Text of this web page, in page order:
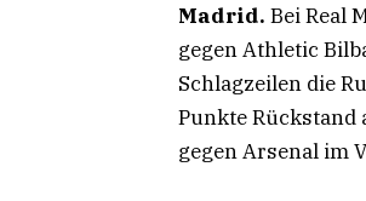
Madrid. Bei Real
gegen Athletic
Schlagzeilen die
Punkte Rückstand
gegen Arsenal im